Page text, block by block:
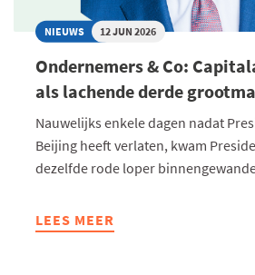
EXPORTEURS?
NIEUWS 12 JUN 2026
Ondernemers & Co:
als lachende derde
Nauwelijks enkele dagen nadat
Beijing heeft verlaten, kwam
dezelfde rode loper
LEES MEER
ABOUT